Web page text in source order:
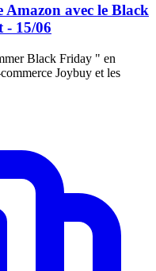
avec le Black
- 15/06
Black Friday " en
Joybuy et les